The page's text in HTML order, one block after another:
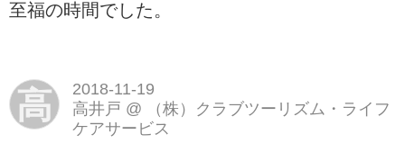
至福の時間でした。
高
2018-11-19
高井戸 @
（株）クラブツーリズム・ライフ
ケアサービス